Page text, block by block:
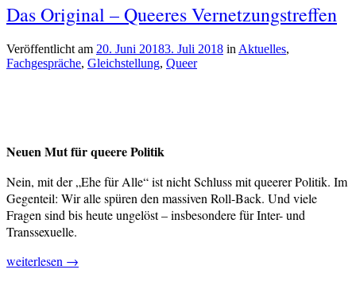
Das Original – Queeres Vernetzungstreffen
Veröffentlicht am 20. Juni 20183. Juli 2018 von
inAktuelles,
Fachgespräche, Gleichstellung, Queer
Neuen Mut für queere Politik
Nein, mit der „Ehe für Alle“ ist nicht Schluss mit queerer Politik. Im
Gegenteil: Wir alle spüren den massiven Roll-Back. Und viele
Fragen sind bis heute ungelöst – insbesondere für Inter- und
Transsexuelle.
„Das
weiterlesen →